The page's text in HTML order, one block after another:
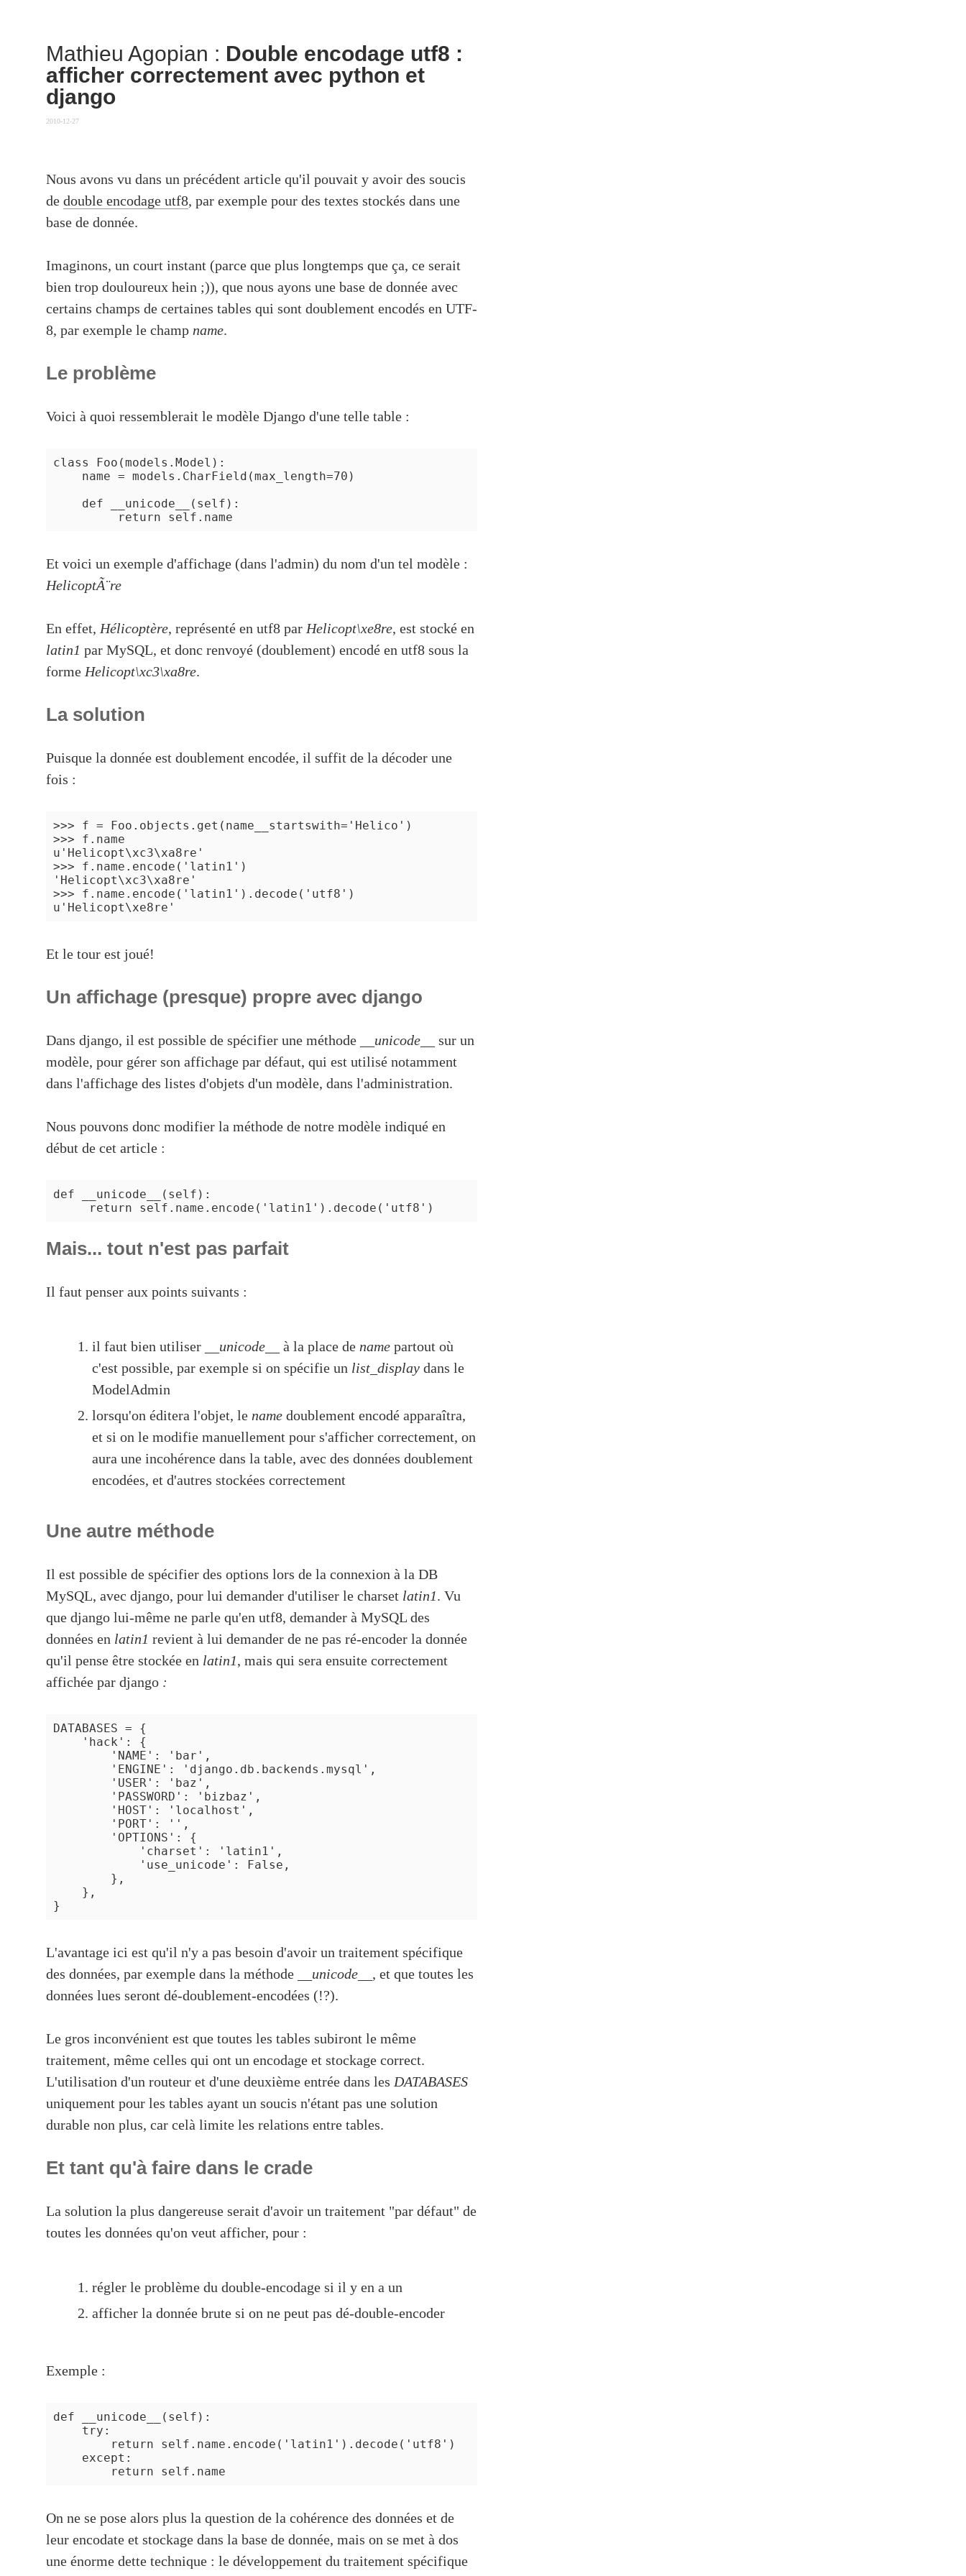
Mathieu Agopian : Double encodage utf8 :
afficher correctement avec python et
django
2010-12-27
Nous avons vu dans un précédent article qu'il pouvait y avoir des soucis
de double encodage utf8, par exemple pour des textes stockés dans une
base de donnée.
Imaginons, un court instant (parce que plus longtemps que ça, ce serait
bien trop douloureux hein ;)), que nous ayons une base de donnée avec
certains champs de certaines tables qui sont doublement encodés en UTF-
8, par exemple le champ name.
Le problème
Voici à quoi ressemblerait le modèle Django d'une telle table :
class Foo(models.Model):
    name = models.CharField(max_length=70)
    def __unicode__(self):
Et voici un exemple d'affichage (dans l'admin) du nom d'un tel modèle :
HelicoptÃ¨re
En effet, Hélicoptère, représenté en utf8 par Helicopt\xe8re, est stocké en
latin1 par MySQL, et donc renvoyé (doublement) encodé en utf8 sous la
forme Helicopt\xc3\xa8re.
La solution
Puisque la donnée est doublement encodée, il suffit de la décoder une
fois :
>>> f = Foo.objects.get(name__startswith='Helico')
>>> f.name
u'Helicopt\xc3\xa8re'
>>> f.name.encode('latin1')
'Helicopt\xc3\xa8re'
>>> f.name.encode('latin1').decode('utf8')
Et le tour est joué!
Un affichage (presque) propre avec django
Dans django, il est possible de spécifier une méthode __unicode__
sur un
modèle, pour gérer son affichage par défaut, qui est utilisé notamment
dans l'affichage des listes d'objets d'un modèle, dans l'administration.
Nous pouvons donc modifier la méthode de notre modèle indiqué en
début de cet article :
def __unicode__(self):
Mais... tout n'est pas parfait
Il faut penser aux points suivants :
il faut bien utiliser __unicode__ à la place de name partout où
c'est possible, par exemple si on spécifie un list_display dans le
ModelAdmin
lorsqu'on éditera l'objet, le name doublement encodé apparaîtra,
et si on le modifie manuellement pour s'afficher correctement, on
aura une incohérence dans la table, avec des données doublement
encodées, et d'autres stockées correctement
Une autre méthode
Il est possible de spécifier des options lors de la connexion à la DB
MySQL, avec django, pour lui demander d'utiliser le charset latin1. Vu
que django lui-même ne parle qu'en utf8, demander à MySQL des
données en latin1 revient à lui demander de ne pas ré-encoder la donnée
qu'il pense être stockée en latin1, mais qui sera ensuite correctement
affichée par django :
DATABASES = {
    'hack': {
        'NAME': 'bar',
        'ENGINE': 'django.db.backends.mysql',
        'USER': 'baz',
        'PASSWORD': 'bizbaz',
        'HOST': 'localhost',
        'PORT': '',
        'OPTIONS': {
            'charset': 'latin1',
            'use_unicode': False,
        },
    },
L'avantage ici est qu'il n'y a pas besoin d'avoir un traitement spécifique
des données, par exemple dans la méthode
__unicode__ , et que toutes les
données lues seront dé-doublement-encodées (!?).
Le gros inconvénient est que toutes les tables subiront le même
traitement, même celles qui ont un encodage et stockage correct.
L'utilisation d'un routeur et d'une deuxième entrée dans les DATABASES
uniquement pour les tables ayant un soucis n'étant pas une solution
durable non plus, car celà limite les relations entre tables.
Et tant qu'à faire dans le crade
La solution la plus dangereuse serait d'avoir un traitement "par défaut" de
toutes les données qu'on veut afficher, pour :
régler le problème du double-encodage si il y en a un
afficher la donnée brute si on ne peut pas dé-double-encoder
Exemple :
def __unicode__(self):
    try:
        return self.name.encode('latin1').decode('utf8')
    except:
On ne se pose alors plus la question de la cohérence des données et de
leur encodate et stockage dans la base de donnée, mais on se met à dos
une énorme dette technique : le développement du traitement spécifique